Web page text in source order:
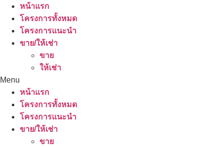
หน้าแรก
โครงการทั้งหมด
โครงการแนะนำ
ขาย/ให้เช่า
ขาย
ให้เช่า
Menu
หน้าแรก
โครงการทั้งหมด
โครงการแนะนำ
ขาย/ให้เช่า
ขาย